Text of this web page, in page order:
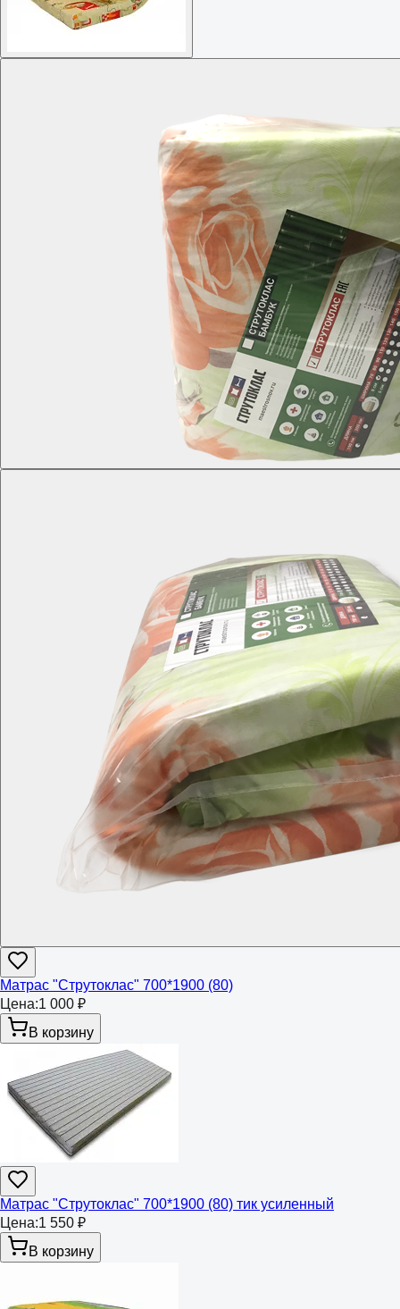
Матрас "Струтоклас" 700*1900 (80)
Цена:1 000 ₽
В корзину
Матрас "Струтоклас" 700*1900 (80) тик усиленный
Цена:1 550 ₽
В корзину